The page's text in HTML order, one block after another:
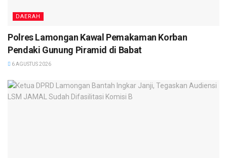
DAERAH
Polres Lamongan Kawal Pemakaman Korban
Pendaki Gunung Piramid di Babat
6 AGUSTUS 2026